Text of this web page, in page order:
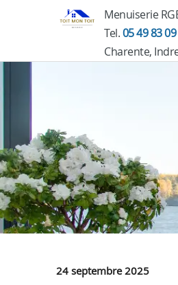
Menuiserie
Tel.05 49 83
Charente,
24 septembre 2025